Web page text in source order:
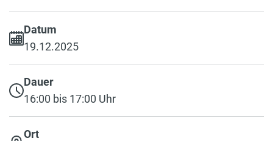
Datum
19.12.2025
Dauer
16:00 bis 17:00 Uhr
Ort